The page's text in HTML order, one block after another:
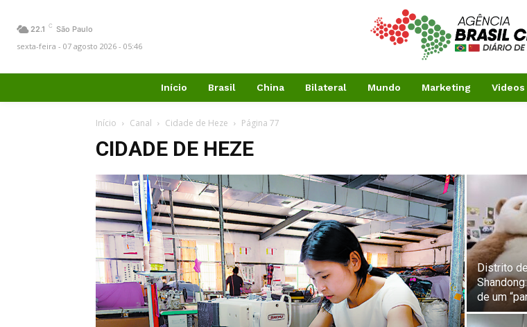
22.1 C São Paulo
sexta-feira - 07 agosto 2026 - 05:46
Início Brasil China Bilateral Mundo Marketing Videos
Início Canal Cidade de Heze Página 77
CIDADE DE HEZE
Distrito
de um